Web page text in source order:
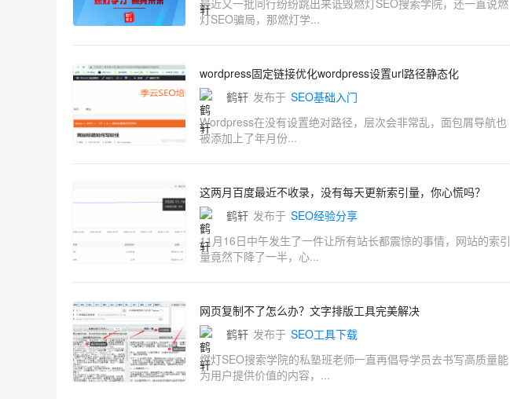
灯SEO骗局，那燃灯学...
wordpress固定链接优化wordpress设置url路径静态化
鹤轩 发布于 SEO基础入门
Wordpress在没有设置绝对路径，层次会非常乱，面包屑导航也
被添加上了年月份...
这两月百度最近不收录，没有每天更新索引量，你心慌吗？
鹤轩 发布于 SEO经验分享
11月16日中午发生了一件让所有站长都震惊的事情，网站的索引
量竟然下降了一半，心...
网页复制不了怎么办？文字排版工具完美解决
鹤轩 发布于 SEO工具下载
燃灯SEO搜索学院的私塾班老师一直再倡导学员去书写高质量能
为用户提供价值的内容，...